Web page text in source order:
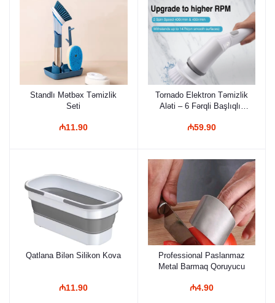
Standlı Mətbəx Təmizlik
Seti
₼11.90
Tornado Elektron Təmizlik
Aləti – 6 Fərqli Başlıqlı,
Dəstəkli, USB ilə Şarj
₼59.90
Qatlana Bilən Silikon Kova
₼11.90
Professional Paslanmaz
Metal Barmaq Qoruyucu
₼4.90